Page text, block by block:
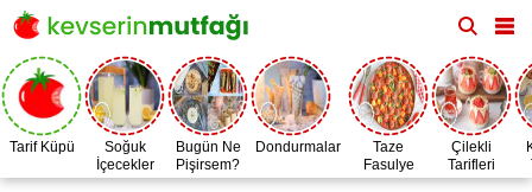
Tarif Küpü
Soğuk
İçecekler
Bugün Ne
Pişirsem?
Dondurmalar
Taze
Fasulye
Zamanı
Çilekli
Tarifleri